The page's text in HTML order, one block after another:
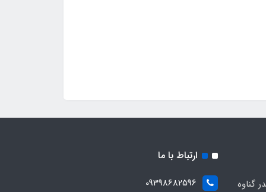
گناوه
ارتباط با ما
09398682596